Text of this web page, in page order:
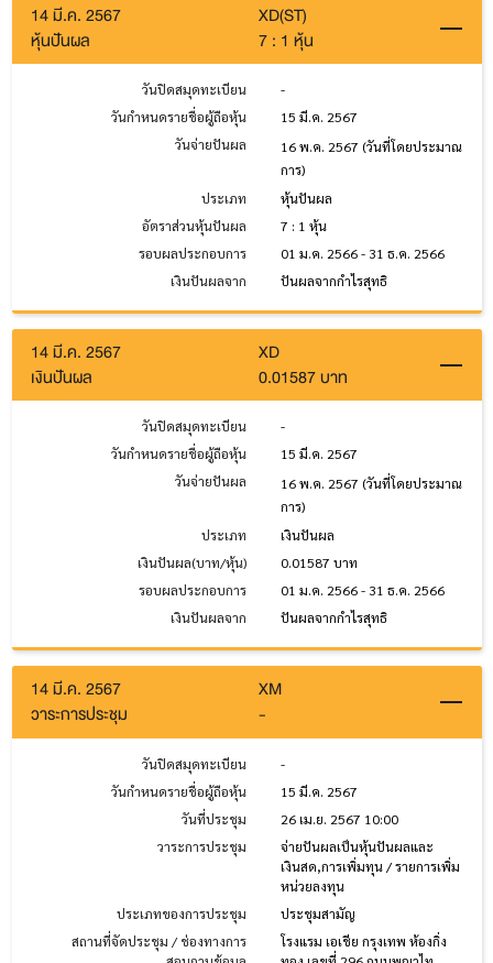
14 มี.ค. 2567
XD(ST)
หุ้นปันผล
7 : 1 หุ้น
วันปิดสมุดทะเบียน
-
วันกำหนดรายชื่อผู้ถือหุ้น
15 มี.ค. 2567
วันจ่ายปันผล
16 พ.ค. 2567 (วันที่โดยประมาณ
การ)
ประเภท
หุ้นปันผล
อัตราส่วนหุ้นปันผล
7 : 1 หุ้น
รอบผลประกอบการ
01 ม.ค. 2566 - 31 ธ.ค. 2566
เงินปันผลจาก
ปันผลจากกำไรสุทธิ
14 มี.ค. 2567
XD
เงินปันผล
0.01587 บาท
วันปิดสมุดทะเบียน
-
วันกำหนดรายชื่อผู้ถือหุ้น
15 มี.ค. 2567
วันจ่ายปันผล
16 พ.ค. 2567 (วันที่โดยประมาณ
การ)
ประเภท
เงินปันผล
เงินปันผล(บาท/หุ้น)
0.01587 บาท
รอบผลประกอบการ
01 ม.ค. 2566 - 31 ธ.ค. 2566
เงินปันผลจาก
ปันผลจากกำไรสุทธิ
14 มี.ค. 2567
XM
วาระการประชุม
-
วันปิดสมุดทะเบียน
-
วันกำหนดรายชื่อผู้ถือหุ้น
15 มี.ค. 2567
วันที่ประชุม
26 เม.ย. 2567 10:00
วาระการประชุม
จ่ายปันผลเป็นหุ้นปันผลและ
เงินสด,การเพิ่มทุน / รายการเพิ่ม
หน่วยลงทุน
ประเภทของการประชุม
ประชุมสามัญ
สถานที่จัดประชุม / ช่องทางการ
โรงแรม เอเชีย กรุงเทพ ห้องกิ่ง